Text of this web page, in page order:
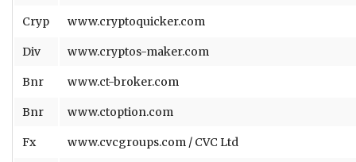
Cryp www.cryptoquicker.com
Div www.cryptos-maker.com
Bnr www.ct-broker.com
Bnr www.ctoption.com
Fx www.cvcgroups.com / CVC Ltd